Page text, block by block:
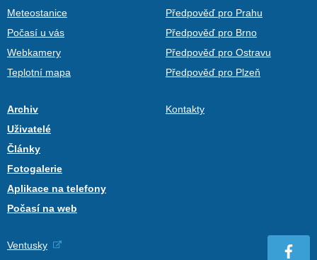
Meteostanice
Počasí u vás
Webkamery
Teplotní mapa
Předpověď pro Prahu
Předpověď pro Brno
Předpověď pro Ostravu
Předpověď pro Plzeň
Archiv
Uživatelé
Články
Fotogalerie
Aplikace na telefony
Počasí na web
Kontakty
Ventusky